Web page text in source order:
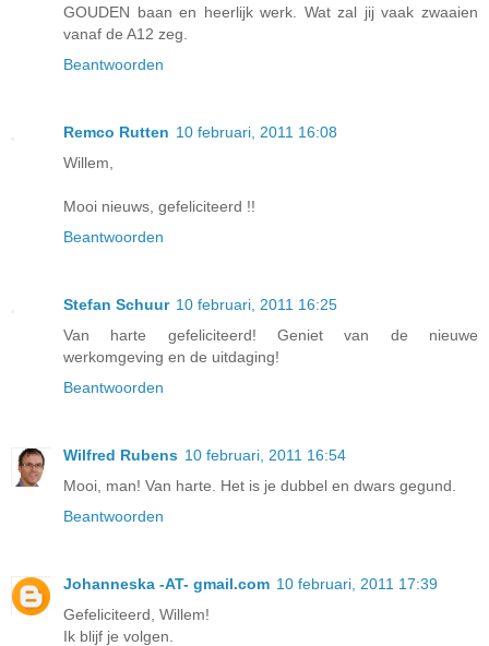
GOUDEN baan en heerlijk werk. Wat zal jij vaak zwaaien
vanaf de A12 zeg.
Beantwoorden
Remco Rutten 10 februari, 2011 16:08
Willem,
Mooi nieuws, gefeliciteerd !!
Beantwoorden
Stefan Schuur 10 februari, 2011 16:25
Van harte gefeliciteerd! Geniet van de nieuwe
werkomgeving en de uitdaging!
Beantwoorden
Wilfred Rubens 10 februari, 2011 16:54
Mooi, man! Van harte. Het is je dubbel en dwars gegund.
Beantwoorden
Johanneska -AT- gmail.com 10 februari, 2011 17:39
Gefeliciteerd, Willem!
Ik blijf je volgen.